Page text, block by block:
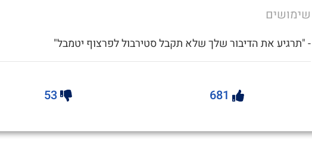
שימושים
- "תרגיע את הדיבור שלך שלא תקבל סטירבול לפרצוף יטמבל"
681
53